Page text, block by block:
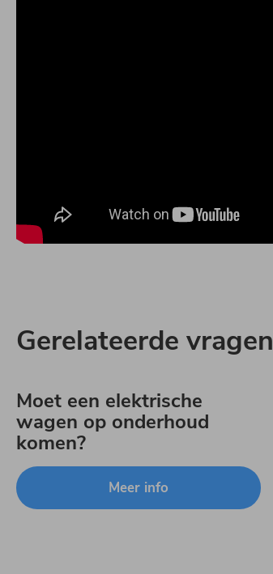
Gerelateerde vragen
Moet een elektrische
wagen op onderhoud
komen?
Meer info